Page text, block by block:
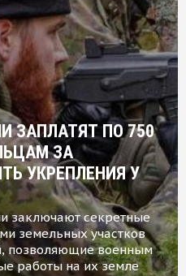
ЗАПЛАТЯТ ПО 750
ЗА
УКРЕПЛЕНИЯ У
заключают секретные
земельных участков
позволяющие военным
работы на их земле